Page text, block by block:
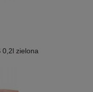
0,2l zielona